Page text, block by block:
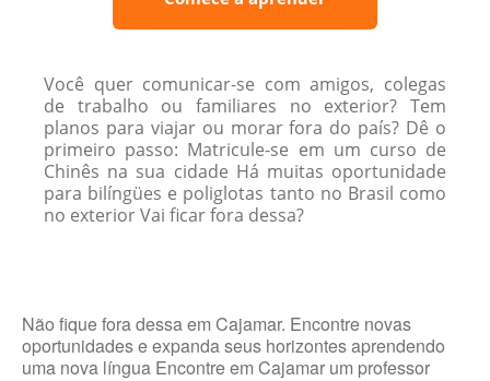
Você quer comunicar-se com amigos, colegas
de trabalho ou familiares no exterior? Tem
planos para viajar ou morar fora do país? Dê o
primeiro passo: Matricule-se em um curso de
Chinês na sua cidade Há muitas oportunidade
para bilíngües e poliglotas tanto no Brasil como
no exterior Vai ficar fora dessa?
Não fique fora dessa em Cajamar. Encontre novas
oportunidades e expanda seus horizontes aprendendo
uma nova língua Encontre em Cajamar um professor